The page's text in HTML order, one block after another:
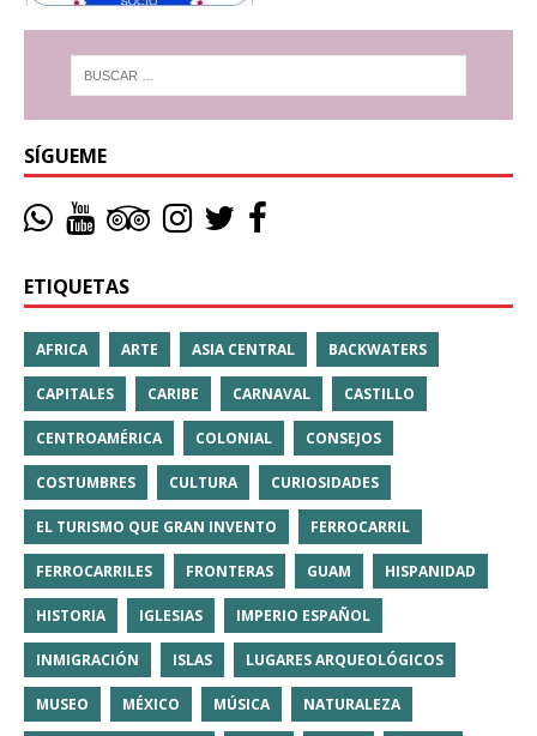
SÍGUEME
ETIQUETAS
AFRICA ARTE ASIA CENTRAL BACKWATERS
CAPITALES CARIBE CARNAVAL CASTILLO
CENTROAMÉRICA COLONIAL CONSEJOS
COSTUMBRES CULTURA CURIOSIDADES
EL TURISMO QUE GRAN INVENTO FERROCARRIL
FERROCARRILES FRONTERAS GUAM HISPANIDAD
HISTORIA IGLESIAS IMPERIO ESPAÑOL
INMIGRACIÓN ISLAS LUGARES ARQUEOLÓGICOS
MUSEO MÉXICO MÚSICA NATURALEZA